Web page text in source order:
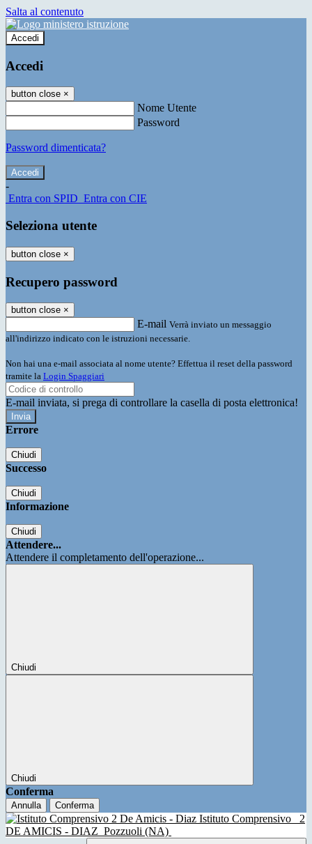
Salta al contenuto
Accedi
Accedi
button close ×
Nome Utente
Password
Password dimenticata?
-
Entra con SPID Entra con CIE
Seleziona utente
button close ×
Recupero password
button close ×
E-mail Verrà inviato un messaggio
all'indirizzo indicato con le istruzioni necessarie.
Non hai una e-mail associata al nome utente? Effettua il reset della password
tramite la Login Spaggiari
E-mail inviata, si prega di controllare la casella di posta elettronica!
Errore
Chiudi
Successo
Chiudi
Informazione
Chiudi
Attendere...
Attendere il completamento dell'operazione...
Chiudi
Chiudi
Conferma
Annulla Conferma
Istituto Comprensivo
2
DE AMICIS - DIAZ Pozzuoli (NA)